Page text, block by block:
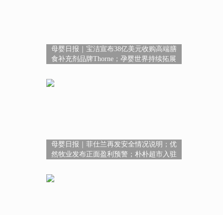
母婴日报｜宝洁宣布38亿美元收购高端膳
食补充剂品牌Thorne；孕婴世界持续拓展
母婴日报｜菲仕兰再发安全情况说明；优
然牧业发布正面盈利预警；朴朴超市入驻